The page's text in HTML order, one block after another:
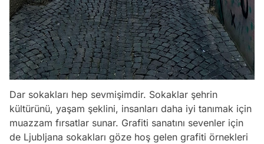
Dar sokakları hep sevmişimdir. Sokaklar şehrin
kültürünü, yaşam şeklini, insanları daha iyi tanımak için
muazzam fırsatlar sunar. Grafiti sanatını sevenler için
de Ljubljana sokakları göze hoş gelen grafiti örnekleri